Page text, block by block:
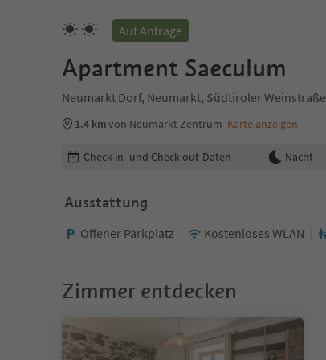
Auf Anfrage
Apartment Saeculum
Neumarkt Dorf, Neumarkt, Südtiroler Weinstraße
1.4 kmvon Neumarkt Zentrum Karte anzeigen
Buchungsdetails bearbeiten
Check-in- und Check-out-Daten Nacht
Ausstattung
Offener Parkplatz Kostenloses WLAN
Zimmer entdecken